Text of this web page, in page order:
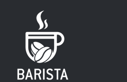
springen